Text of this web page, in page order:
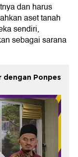
dan harus
aset tanah
sendiri,
sebagai sarana
Ponpes